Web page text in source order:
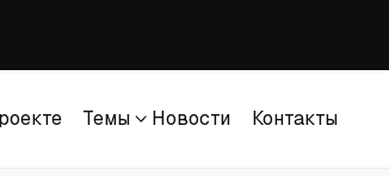
за исключение их из процесса изменения
Темы
Новости
Контакты